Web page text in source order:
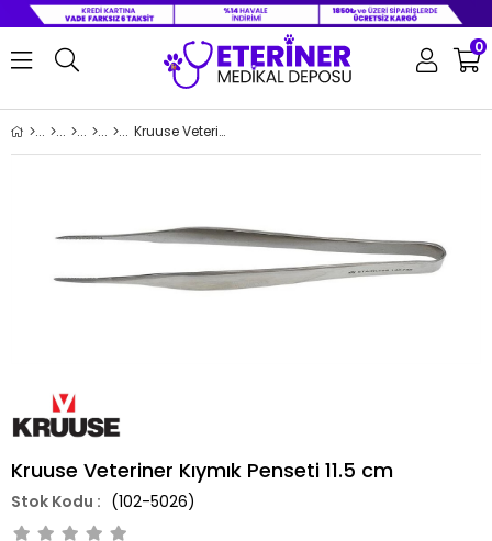
0
Kruuse Veteriner Kıymık Penseti 11.5 cm
Kruuse Veteriner Kıymık Penseti 11.5 cm
(102-5026)